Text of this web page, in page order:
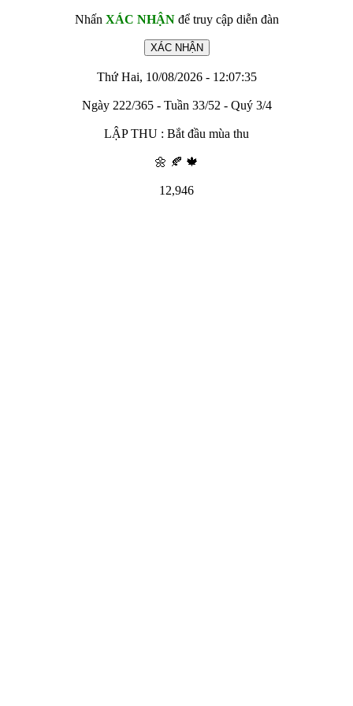
Nhấn XÁC NHẬNđể truy cập diễn đàn
Thứ Hai, 10/08/2026 - 12:07:35
Ngày 222/365 - Tuần 33/52 - Quý 3/4
LẬP THU : Bắt đầu mùa thu
🌼 🍂 🍁
12,946